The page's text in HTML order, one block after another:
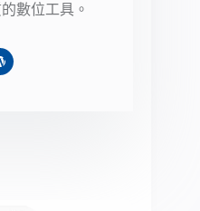
數位工具。